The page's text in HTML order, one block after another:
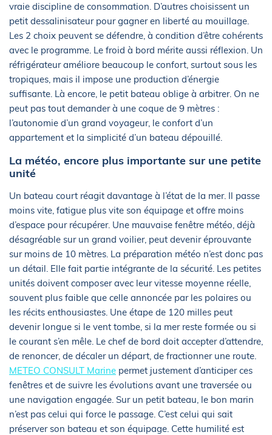
vraie discipline de consommation. D’autres choisissent un
petit dessalinisateur pour gagner en liberté au mouillage.
Les 2 choix peuvent se défendre, à condition d’être cohérents
avec le programme. Le froid à bord mérite aussi réflexion. Un
réfrigérateur améliore beaucoup le confort, surtout sous les
tropiques, mais il impose une production d’énergie
suffisante. Là encore, le petit bateau oblige à arbitrer. On ne
peut pas tout demander à une coque de 9 mètres :
l’autonomie d’un grand voyageur, le confort d’un
appartement et la simplicité d’un bateau dépouillé.
La météo, encore plus importante sur une petite
unité
Un bateau court réagit davantage à l’état de la mer. Il passe
moins vite, fatigue plus vite son équipage et offre moins
d’espace pour récupérer. Une mauvaise fenêtre météo, déjà
désagréable sur un grand voilier, peut devenir éprouvante
sur moins de 10 mètres. La préparation météo n’est donc pas
un détail. Elle fait partie intégrante de la sécurité. Les petites
unités doivent composer avec leur vitesse moyenne réelle,
souvent plus faible que celle annoncée par les polaires ou
les récits enthousiastes. Une étape de 120 milles peut
devenir longue si le vent tombe, si la mer reste formée ou si
le courant s’en mêle. Le chef de bord doit accepter d’attendre,
de renoncer, de décaler un départ, de fractionner une route.
METEO CONSULT Marine permet justement d’anticiper ces
fenêtres et de suivre les évolutions avant une traversée ou
une navigation engagée. Sur un petit bateau, le bon marin
n’est pas celui qui force le passage. C’est celui qui sait
préserver son bateau et son équipage. Cette humilité est